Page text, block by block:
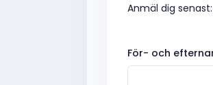
Anmäl dig
För- och